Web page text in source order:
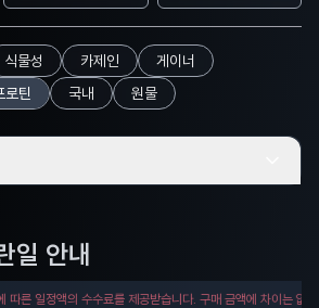
식물성 카제인
게이너
로틴 국내 원물
일 안내
일정액의 수수료를 제공받습니다. 구매 금액에 차이는 없습니